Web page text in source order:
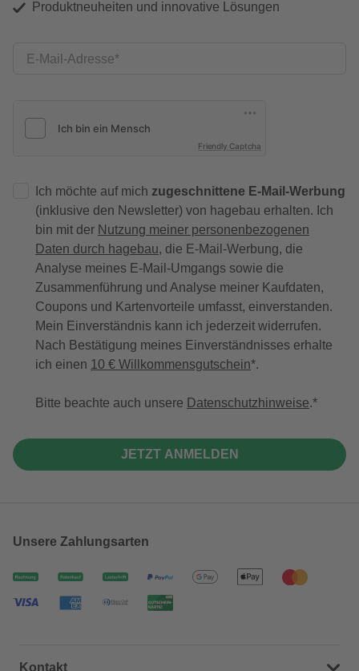
Produktneuheiten und innovative Lösungen
E-Mail-Adresse
Friendly Captcha
Ich möchte auf mich zugeschnittene E-Mail-Werbung
(inklusive den Newsletter) von hagebau erhalten. Ich
bin mit der Nutzung meiner personenbezogenen
Daten durch hagebau, die E-Mail-Werbung, die
Analyse meines E-Mail-Umgangs sowie die
Zusammenführung und Analyse meiner Kaufdaten,
Coupons und Kartenvorteile umfasst, einverstanden.
Mein Einverständnis kann ich jederzeit widerrufen.
Nach Bestätigung meines Einverständnisses erhalte
ich einen 10 € Willkommensgutschein*.
Bitte beachte auch unsere Datenschutzhinweise.
JETZT ANMELDEN
Unsere Zahlungsarten
Kontakt